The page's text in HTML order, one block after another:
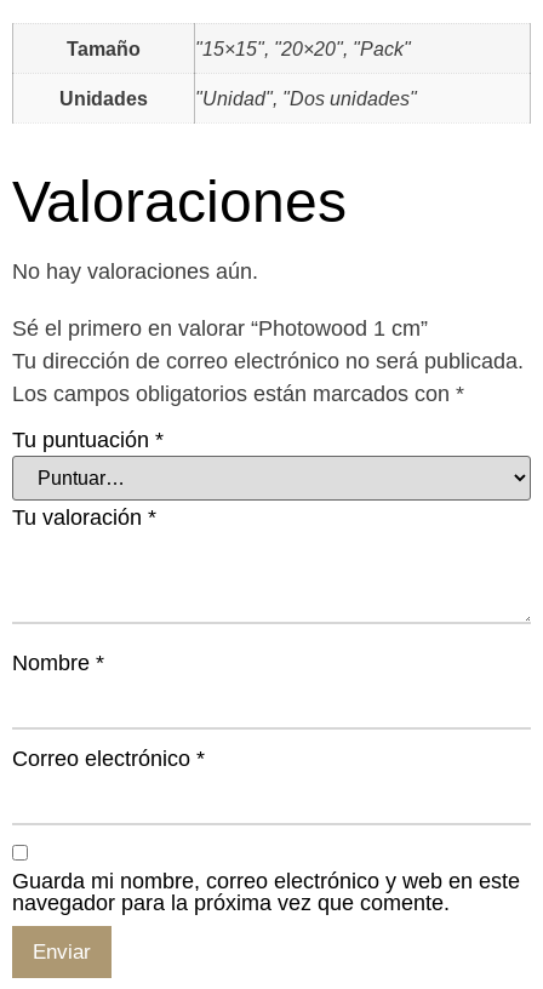
Tamaño "15×15", "20×20", "Pack"
Unidades "Unidad", "Dos unidades"
Valoraciones
No hay valoraciones aún.
Sé el primero en valorar “Photowood 1 cm”
Tu dirección de correo electrónico no será publicada.
Los campos obligatorios están marcados con *
Tu puntuación *
Tu valoración *
Nombre *
Correo electrónico *
Guarda mi nombre, correo electrónico y web en este
navegador para la próxima vez que comente.